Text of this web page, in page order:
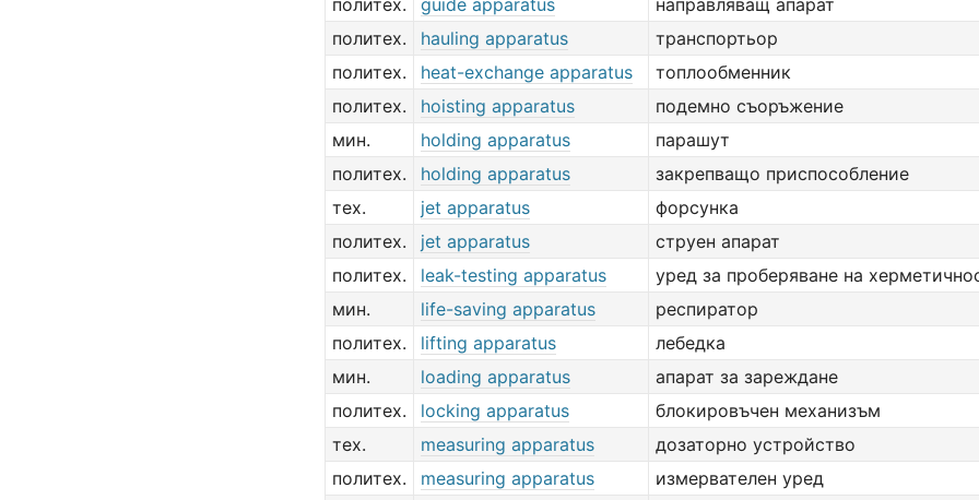
политех.
guide apparatus
направляващ апарат
политех.
hauling apparatus
транспортьор
политех.
heat-exchange apparatus
топлообменник
политех.
hoisting apparatus
подемно съоръжение
мин.
holding apparatus
парашут
политех.
holding apparatus
закрепващо приспособление
тех.
jet apparatus
форсунка
политех.
jet apparatus
струен апарат
политех.
leak-testing apparatus
уред за проберяване на
мин.
life-saving apparatus
респиратор
политех.
lifting apparatus
лебедка
мин.
loading apparatus
апарат за зареждане
политех.
locking apparatus
блокировъчен механизъм
тех.
measuring apparatus
дозаторно устройство
политех.
measuring apparatus
измервателен уред